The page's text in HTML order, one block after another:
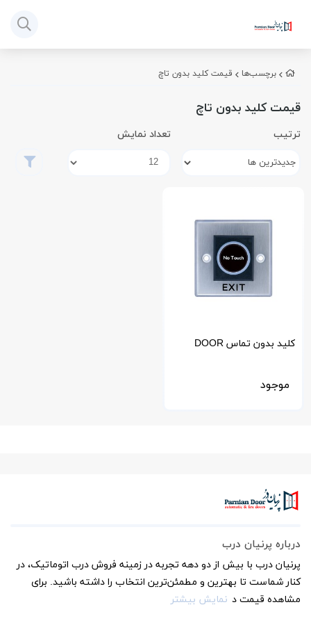
برچسب‌ها قیمت کلید بدون تاچ
قیمت کلید بدون تاچ
ترتیب تعداد نمایش
کلید بدون تماس DOOR
موجود
درباره پرنیان درب
پرنیان درب با بیش از دو دهه تجربه در زمینه فروش درب اتوماتیک، در
کنار شماست تا بهترین و مطمئن‌ترین انتخاب را داشته باشید. برای
مشاهده قیمت د نمایش بیشتر